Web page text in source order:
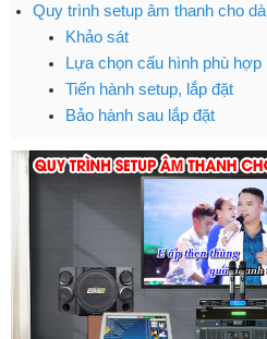
Quy trình setup âm thanh cho
Khảo sát
Lựa chọn cấu hình phù hợp
Tiến hành setup, lắp đặt
Bảo hành sau lắp đặt